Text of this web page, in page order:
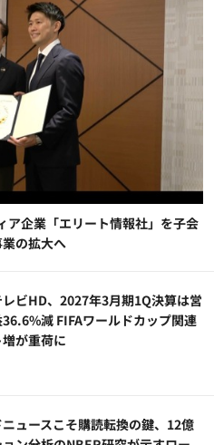
ア企業「エリート情報社」を子会
の拡大へ
レビHD、2027年3月期1Q決算は営
減 FIFAワールドカップ関連
が重荷に
ュースこそ購読転換の鍵、12億